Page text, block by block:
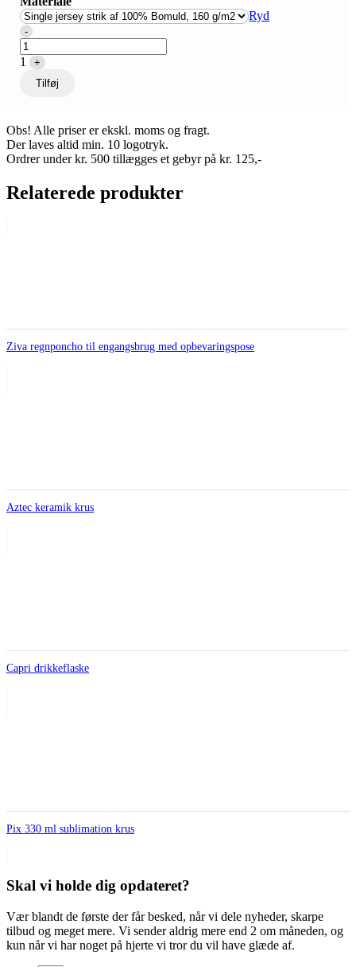
Ryd
Quantity
-
1
+
Tilføj
Obs! Alle priser er ekskl. moms og fragt.
Der laves altid min. 10 logotryk.
Ordrer under kr. 500 tillægges et gebyr på kr. 125,-
Relaterede produkter
Ziva regnponcho til engangsbrug med opbevaringspose
Aztec keramik krus
Capri drikkeflaske
Pix 330 ml sublimation krus
Skal vi holde dig opdateret?
Vær blandt de første der får besked, når vi dele nyheder, skarpe
tilbud og meget mere. Vi sender aldrig mere end 2 om måneden, og
kun når vi har noget på hjerte vi tror du vil have glæde af.